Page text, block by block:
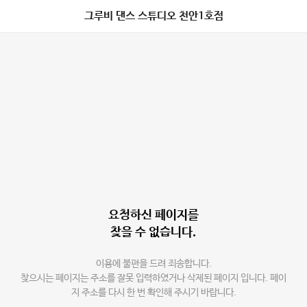
그루비 댄스 스튜디오 천안1호점
요청하신 페이지를
찾을 수 없습니다.
이용에 불편을 드려 죄송합니다.
찾으시는 페이지는 주소를 잘못 입력하였거나 삭제된 페이지 입니다. 페이
지 주소를 다시 한 번 확인해 주시기 바랍니다.